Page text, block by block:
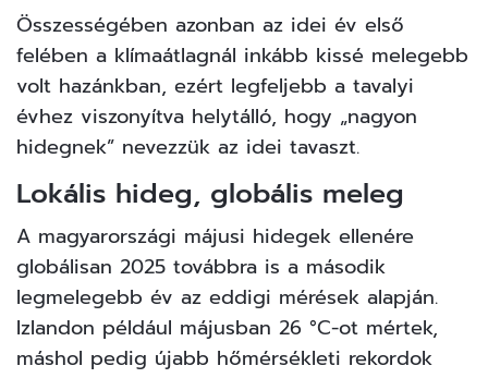
Összességében azonban az idei év első
felében a klímaátlagnál inkább kissé melegebb
volt hazánkban, ezért legfeljebb a tavalyi
évhez viszonyítva helytálló, hogy „nagyon
hidegnek” nevezzük az idei tavaszt.
Lokális hideg, globális meleg
A magyarországi májusi hidegek ellenére
globálisan 2025 továbbra is a második
legmelegebb év az eddigi mérések alapján.
Izlandon például májusban 26 °C-ot mértek,
máshol pedig újabb hőmérsékleti rekordok